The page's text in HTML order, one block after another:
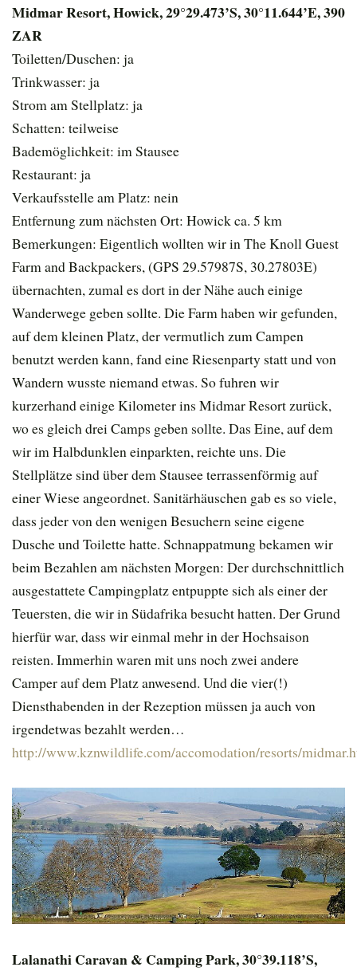
Midmar Resort, Howick, 29°29.473’S, 30°11.644’E, 390
ZAR
Toiletten/Duschen: ja
Trinkwasser: ja
Strom am Stellplatz: ja
Schatten: teilweise
Bademöglichkeit: im Stausee
Restaurant: ja
Verkaufsstelle am Platz: nein
Entfernung zum nächsten Ort: Howick ca. 5 km
Bemerkungen: Eigentlich wollten wir in The Knoll Guest
Farm and Backpackers, (GPS 29.57987S, 30.27803E)
übernachten, zumal es dort in der Nähe auch einige
Wanderwege geben sollte. Die Farm haben wir gefunden,
auf dem kleinen Platz, der vermutlich zum Campen
benutzt werden kann, fand eine Riesenparty statt und von
Wandern wusste niemand etwas. So fuhren wir
kurzerhand einige Kilometer ins Midmar Resort zurück,
wo es gleich drei Camps geben sollte. Das Eine, auf dem
wir im Halbdunklen einparkten, reichte uns. Die
Stellplätze sind über dem Stausee terrassenförmig auf
einer Wiese angeordnet. Sanitärhäuschen gab es so viele,
dass jeder von den wenigen Besuchern seine eigene
Dusche und Toilette hatte. Schnappatmung bekamen wir
beim Bezahlen am nächsten Morgen: Der durchschnittlich
ausgestattete Campingplatz entpuppte sich als einer der
Teuersten, die wir in Südafrika besucht hatten. Der Grund
hierfür war, dass wir einmal mehr in der Hochsaison
reisten. Immerhin waren mit uns noch zwei andere
Camper auf dem Platz anwesend. Und die vier(!)
Diensthabenden in der Rezeption müssen ja auch von
irgendetwas bezahlt werden…
http://www.kznwildlife.com/accomodation/resorts/
Lalanathi Caravan & Camping Park, 30°39.118’S,